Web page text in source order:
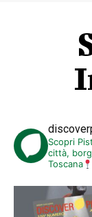
Scopri
città,
Toscana